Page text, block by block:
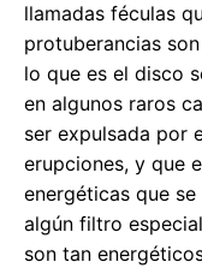
llamadas féculas
protuberancias
lo que es el disco
en algunos raros
ser expulsada por
erupciones, y que
energéticas que
algún filtro
son tan